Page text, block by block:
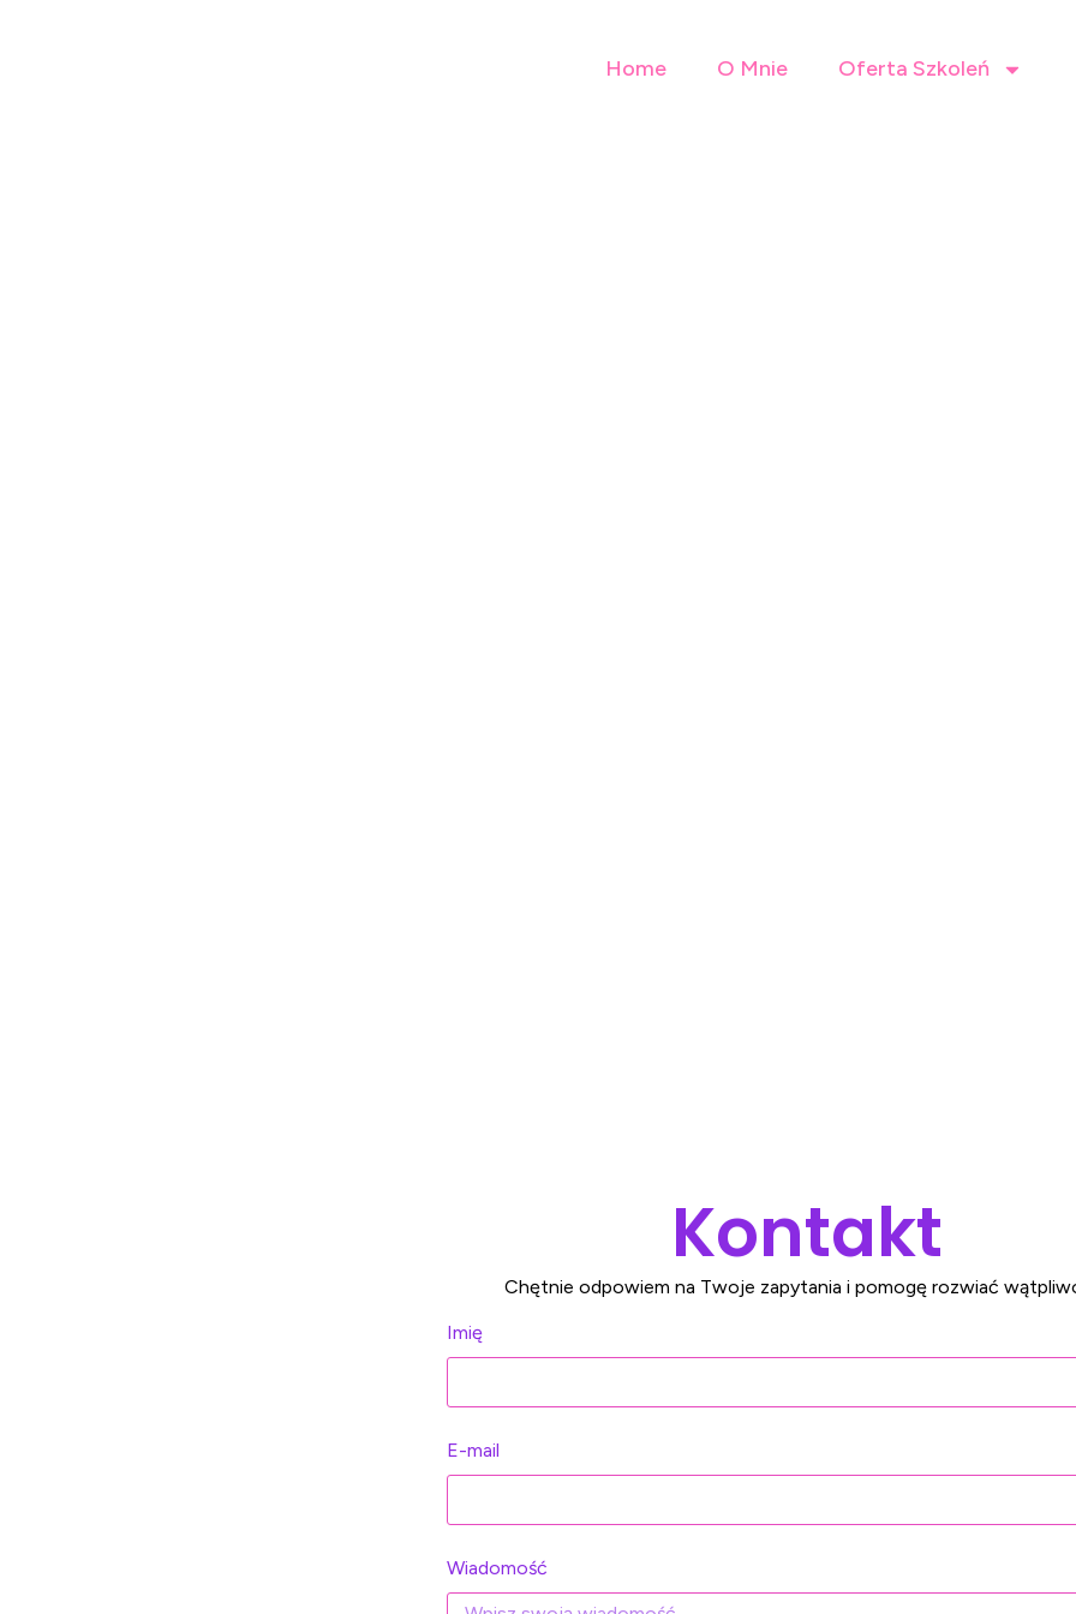
Home O Mnie Oferta Szkoleń
Kontakt
Chętnie odpowiem na Twoje zapytania i pomogę rozwiać
Imię
E-mail
Wiadomość